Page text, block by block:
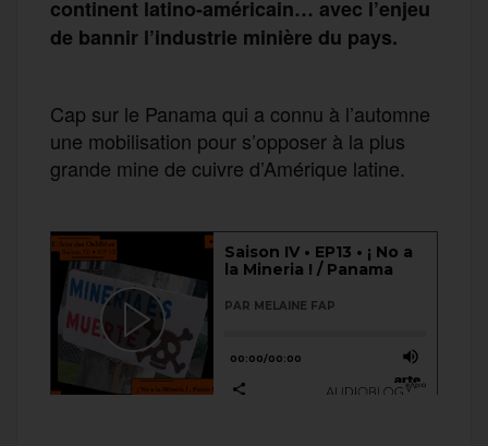
continent latino-américain… avec l’enjeu
de bannir l’industrie minière du pays.
Cap sur le Panama qui a connu à l’automne
une mobilisation pour s’opposer à la plus
grande mine de cuivre d’Amérique latine.